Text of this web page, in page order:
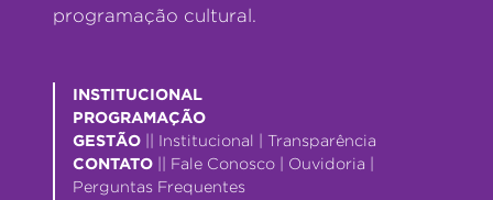
programação cultural.
INSTITUCIONAL
PROGRAMAÇÃO
GESTÃO
Institucional
Transparência
CONTATO
Fale Conosco Ouvidoria
Perguntas Frequentes